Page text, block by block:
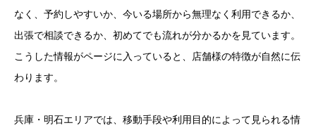
なく、予約しやすいか、今いる場所から無理なく利用できるか、
出張で相談できるか、初めてでも流れが分かるかを見ています。
こうした情報がページに入っていると、店舗様の特徴が自然に伝
わります。
兵庫・明石エリアでは、移動手段や利用目的によって見られる情